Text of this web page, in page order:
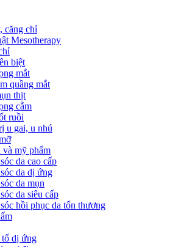
căng chỉ
Mesotherapy
biệt
mắt
quầng mắt
thịt
cằm
ruồi
u gai, u nhú
và mỹ phẩm
da cao cấp
da dị ứng
da mụn
da siêu cấp
hồi phục da tổn thương
tố dị ứng